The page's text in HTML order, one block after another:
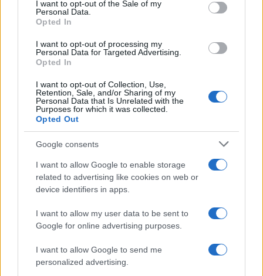
I want to opt-out of the Sale of my
Personal Data.
Opted In
I want to opt-out of processing my
Personal Data for Targeted Advertising.
Opted In
I want to opt-out of Collection, Use,
Retention, Sale, and/or Sharing of my
Personal Data that Is Unrelated with the
Purposes for which it was collected.
Opted Out
Google consents
I want to allow Google to enable storage
related to advertising like cookies on web or
device identifiers in apps.
I want to allow my user data to be sent to
Google for online advertising purposes.
I want to allow Google to send me
personalized advertising.
Σασλόγλου: «Ξεχνάμε ό,τι
Εθνική Κορασίδων: Νίκησε
Ελληνική Αναπτυξιακή Τράπεζα: Με «προίκα» 2 δισ. ευρώ
ανοίγει δρόμο για δάνεια έως 5 δισ. σε μικρομεσαίες